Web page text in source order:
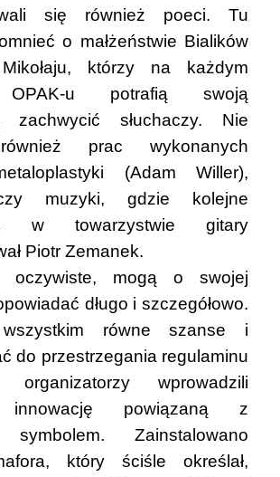
się również poeci. Tu
o małżeństwie Bialików
którzy na każdym
OPAK-u potrafią swoją
zachwycić słuchaczy. Nie
prac wykonanych
(Adam Willer),
muzyki, gdzie kolejne
w towarzystwie gitary
Piotr Zemanek.
oczywiste, mogą o swojej
długo i szczegółowo.
równe szanse i
do przestrzegania regulaminu
organizatorzy wprowadzili
innowację powiązaną z
symbolem. Zainstalowano
który ściśle określał,